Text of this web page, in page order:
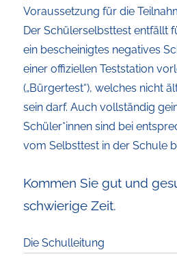
Voraussetzung für die
Der Schülerselbsttest entfällt
ein bescheinigtes negatives
einer offiziellen Teststation
(„Bürgertest“), welches nicht
sein darf. Auch vollständig
Schüler*innen sind bei
vom Selbsttest in der Schule
Kommen Sie gut und
schwierige Zeit.
Die Schulleitung